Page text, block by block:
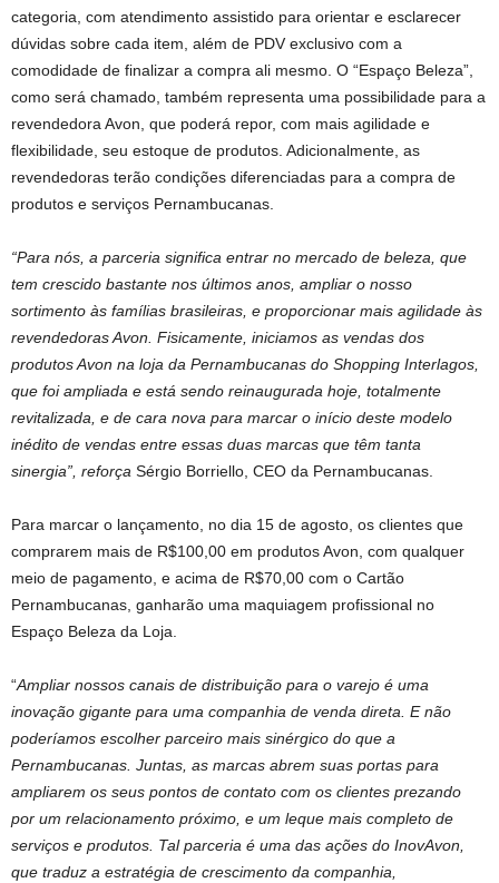
categoria, com atendimento assistido para orientar e esclarecer
dúvidas sobre cada item, além de PDV exclusivo com a
comodidade de finalizar a compra ali mesmo. O “Espaço Beleza”,
como será chamado, também representa uma possibilidade para a
revendedora Avon, que poderá repor, com mais agilidade e
flexibilidade, seu estoque de produtos. Adicionalmente, as
revendedoras terão condições diferenciadas para a compra de
produtos e serviços Pernambucanas.
“Para nós, a parceria significa entrar no mercado de beleza, que
tem crescido bastante nos últimos anos, ampliar o nosso
sortimento às famílias brasileiras, e proporcionar mais agilidade às
revendedoras Avon. Fisicamente, iniciamos as vendas dos
produtos Avon na loja da Pernambucanas do Shopping Interlagos,
que foi ampliada e está sendo reinaugurada hoje, totalmente
revitalizada, e de cara nova para marcar o início deste modelo
inédito de vendas entre essas duas marcas que têm tanta
sinergia”, reforça Sérgio Borriello, CEO da Pernambucanas.
Para marcar o lançamento, no dia 15 de agosto, os clientes que
comprarem mais de R$100,00 em produtos Avon, com qualquer
meio de pagamento, e acima de R$70,00 com o Cartão
Pernambucanas, ganharão uma maquiagem profissional no
Espaço Beleza da Loja.
“Ampliar nossos canais de distribuição para o varejo é uma
inovação gigante para uma companhia de venda direta. E não
poderíamos escolher parceiro mais sinérgico do que a
Pernambucanas. Juntas, as marcas abrem suas portas para
ampliarem os seus pontos de contato com os clientes prezando
por um relacionamento próximo, e um leque mais completo de
serviços e produtos. Tal parceria é uma das ações do InovAvon,
que traduz a estratégia de crescimento da companhia,